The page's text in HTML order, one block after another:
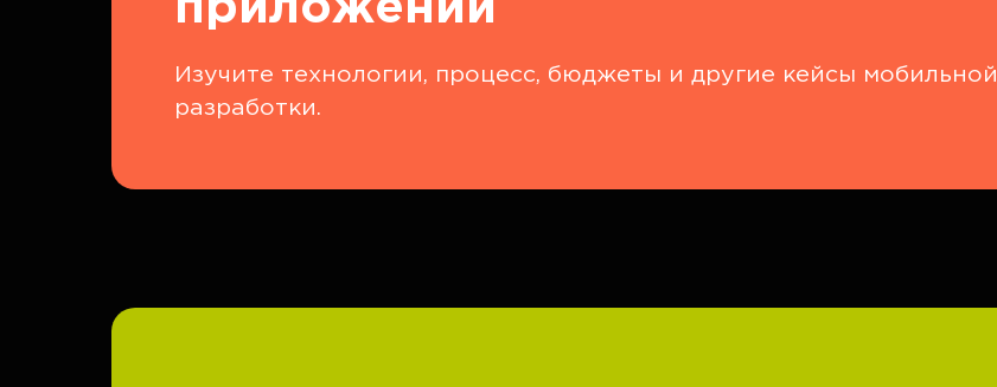
приложений
Изучите технологии, процесс, бюджеты и другие кейсы мобильной
разработки.